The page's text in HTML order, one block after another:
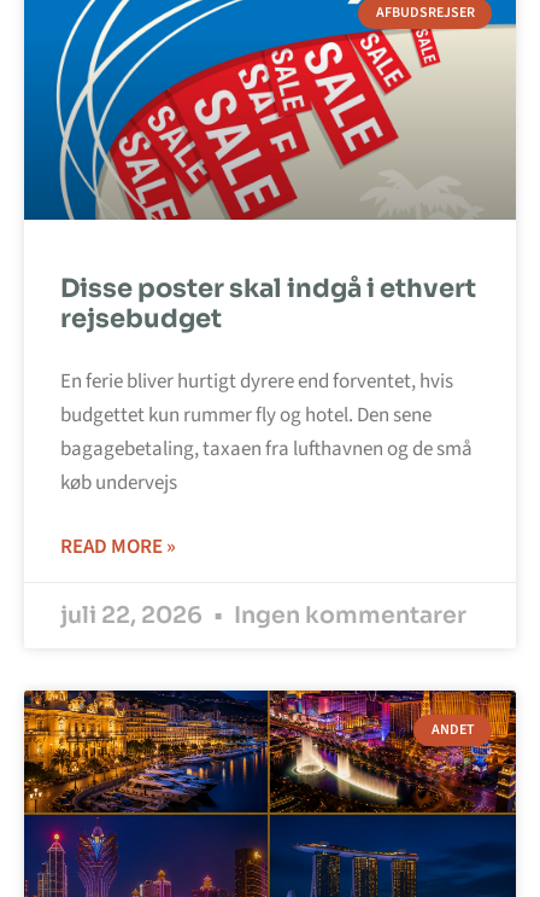
AFBUDSREJSER
Disse poster skal indgå i ethvert
rejsebudget
En ferie bliver hurtigt dyrere end forventet, hvis
budgettet kun rummer fly og hotel. Den sene
bagagebetaling, taxaen fra lufthavnen og de små
køb undervejs
READ MORE »
juli 22, 2026 Ingen kommentarer
ANDET